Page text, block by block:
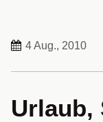
4 Aug., 2010
Urlaub,